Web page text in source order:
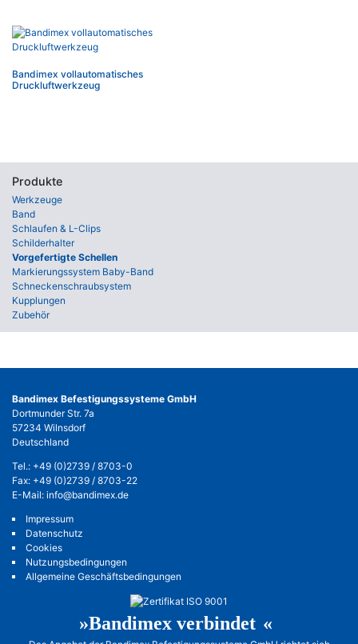
Bandimex vollautomatisches
Druckluftwerkzeug
Produkte
Werkzeuge
Band
Schlaufen & L-Clips
Schilderhalter
Vorgefertigte Schellen
Markierungssystem Baby-Band
Schneckenschraubsystem
Kupplungen
Zubehör
Bandimex Befestigungssysteme GmbH
Dortmunder Str. 7a
57234 Wilnsdorf
Deutschland
Tel.: +49 (0)2739 / 8703-0
Fax: +49 (0)2739 / 8703-22
E-Mail: info@bandimex.de
Impressum
Datenschutz
Cookies
Nutzungsbedingungen
Allgemeine Geschäftsbedingungen
»Bandimex verbindet«